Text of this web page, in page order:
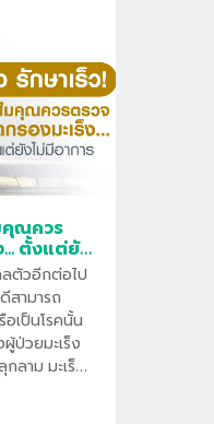
... ตั้งแต่ยัง
ลตัวอีกต่อไป
สามารถ
เป็นโรคนั้น
ลาม มะเร็ง
ายได้หาก